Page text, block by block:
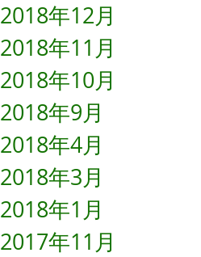
2018年12月
2018年11月
2018年10月
2018年9月
2018年4月
2018年3月
2018年1月
2017年11月